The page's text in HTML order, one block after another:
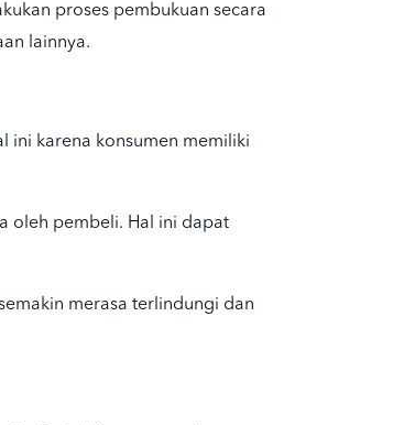
proses pembukuan secara
lainnya.
ini karena konsumen memiliki
oleh pembeli. Hal ini dapat
merasa terlindungi dan